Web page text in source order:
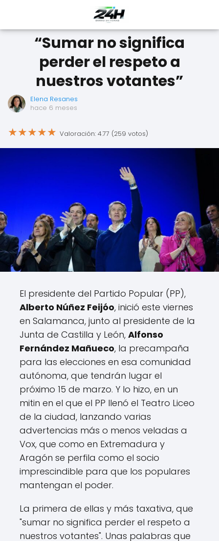
“Sumar no significa
perder el respeto a
nuestros votantes”
Elena Resanes
hace 6 meses
★★★★★ Valoración: 4.77 (259 votos)
El presidente del Partido Popular (PP),
Alberto Núñez Feijóo, inició este viernes
en Salamanca, junto al presidente de la
Junta de Castilla y León, Alfonso
Fernández Mañueco, la precampaña
para las elecciones en esa comunidad
autónoma, que tendrán lugar el
próximo 15 de marzo. Y lo hizo, en un
mitin en el que el PP llenó el Teatro Liceo
de la ciudad, lanzando varias
advertencias más o menos veladas a
Vox, que como en Extremadura y
Aragón se perfila como el socio
imprescindible para que los populares
mantengan el poder.
La primera de ellas y más taxativa, que
"sumar no significa perder el respeto a
nuestros votantes". Unas palabras que